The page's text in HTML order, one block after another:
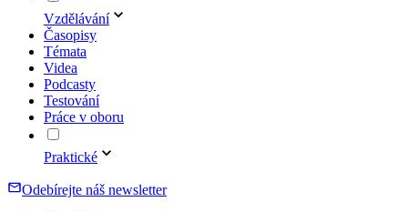
Vzdělávání
Časopisy
Témata
Videa
Podcasty
Testování
Práce v oboru
Praktické
Odebírejte náš newsletter